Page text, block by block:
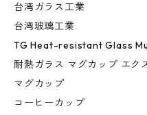
台湾ガラス工業
台湾玻璃工業
TG Heat-resistant Glass
耐熱ガラス マグカップ エク
マグカップ
コーヒーカップ